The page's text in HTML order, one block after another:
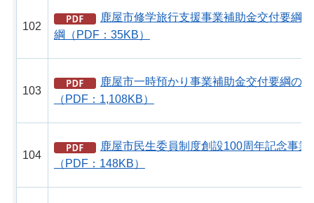
102
鹿屋市修学旅行支援事業補助金交付要綱
綱（PDF：35KB）
103
鹿屋市一時預かり事業補助金交付要綱の
（PDF：1,108KB）
104
鹿屋市民生委員制度創設100周年記念事業
（PDF：148KB）